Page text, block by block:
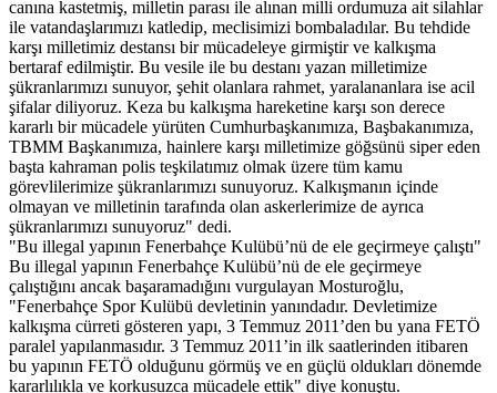
canına kastetmiş, milletin parası ile alınan milli ordumuza ait silahlar
ile vatandaşlarımızı katledip, meclisimizi bombaladılar. Bu tehdide
karşı milletimiz destansı bir mücadeleye girmiştir ve kalkışma
bertaraf edilmiştir. Bu vesile ile bu destanı yazan milletimize
şükranlarımızı sunuyor, şehit olanlara rahmet, yaralananlara ise acil
şifalar diliyoruz. Keza bu kalkışma hareketine karşı son derece
kararlı bir mücadele yürüten Cumhurbaşkanımıza, Başbakanımıza,
TBMM Başkanımıza, hainlere karşı milletimize göğsünü siper eden
başta kahraman polis teşkilatımız olmak üzere tüm kamu
görevlilerimize şükranlarımızı sunuyoruz. Kalkışmanın içinde
olmayan ve milletinin tarafında olan askerlerimize de ayrıca
şükranlarımızı sunuyoruz" dedi.
"Bu illegal yapının Fenerbahçe Kulübü’nü de ele geçirmeye çalıştı"
Bu illegal yapının Fenerbahçe Kulübü’nü de ele geçirmeye
çalıştığını ancak başaramadığını vurgulayan Mosturoğlu,
"Fenerbahçe Spor Kulübü devletinin yanındadır. Devletimize
kalkışma cürreti gösteren yapı, 3 Temmuz 2011’den bu yana FETÖ
paralel yapılanmasıdır. 3 Temmuz 2011’in ilk saatlerinden itibaren
bu yapının FETÖ olduğunu görmüş ve en güçlü oldukları dönemde
kararlılıkla ve korkusuzca mücadele ettik" diye konuştu.